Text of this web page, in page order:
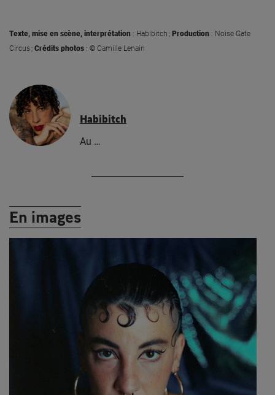
Texte, mise en scène, interprétation : Habibitch ; Production : Noise Gate
Circus ; Crédits photos : © Camille Lenain
Habibitch
Au …
En images